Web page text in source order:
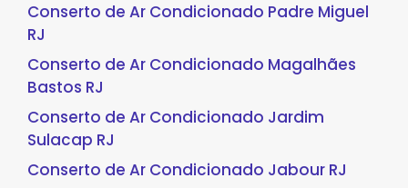
Conserto de Ar Condicionado Padre Miguel
RJ
Conserto de Ar Condicionado Magalhães
Bastos RJ
Conserto de Ar Condicionado Jardim
Sulacap RJ
Conserto de Ar Condicionado Jabour RJ